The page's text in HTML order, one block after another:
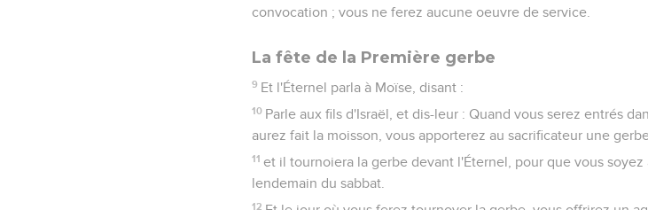
convocation ; vous ne ferez aucune oeuvre de service.
La fête de la Première gerbe
9 Et l'Éternel parla à Moïse, disant :
10 Parle aux fils d'Israël, et dis-leur : Quand vous serez entrés
aurez fait la moisson, vous apporterez au sacrificateur une
11 et il tournoiera la gerbe devant l'Éternel, pour que vous
lendemain du sabbat.
12